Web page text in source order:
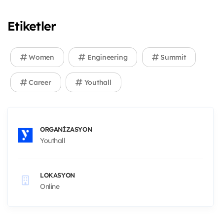
Etiketler
Women Engineering Summit
Career Youthall
ORGANIZASYON
Youthall
LOKASYON
Online